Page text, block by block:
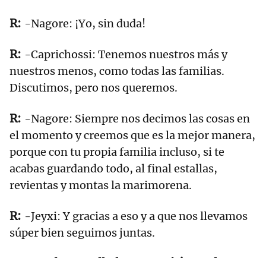
-Nagore: ¡Yo, sin duda!
-Caprichossi: Tenemos nuestros más y
nuestros menos, como todas las familias.
Discutimos, pero nos queremos.
-Nagore: Siempre nos decimos las cosas en
el momento y creemos que es la mejor manera,
porque con tu propia familia incluso, si te
acabas guardando todo, al final estallas,
revientas y montas la marimorena.
-Jeyxi: Y gracias a eso y a que nos llevamos
súper bien seguimos juntas.